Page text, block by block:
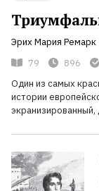
Эрих Мария Ремарк
79
896
Один из самых
истории
экранизированный,